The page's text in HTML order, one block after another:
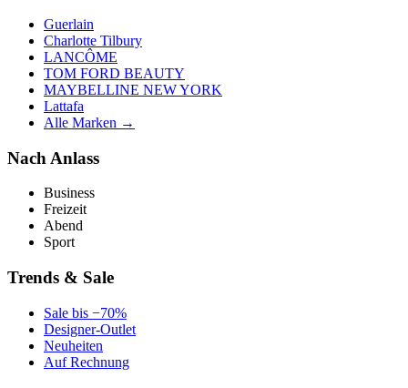
Guerlain
Charlotte Tilbury
LANCÔME
TOM FORD BEAUTY
MAYBELLINE NEW YORK
Lattafa
Alle Marken →
Nach Anlass
Business
Freizeit
Abend
Sport
Trends & Sale
Sale bis −70%
Designer-Outlet
Neuheiten
Auf Rechnung